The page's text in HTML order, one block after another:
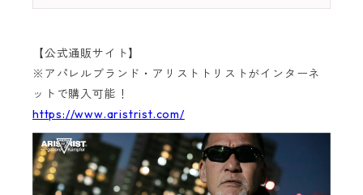
【公式通販サイト】
※アパレルブランド・アリストトリストがインターネ
ットで購入可能！
https://www.aristrist.com/